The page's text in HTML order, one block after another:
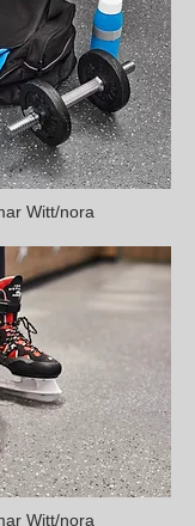
Witt/nora
Witt/nora